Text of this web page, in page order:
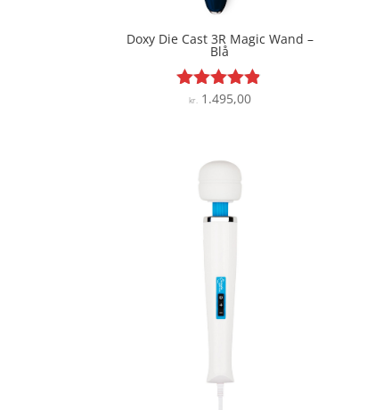
Doxy Die Cast 3R Magic Wand –
Blå
Vurderet
kr.1.495,00